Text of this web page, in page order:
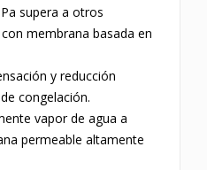
supera a otros
membrana basada en
y reducción
congelación.
vapor de agua a
permeable altamente